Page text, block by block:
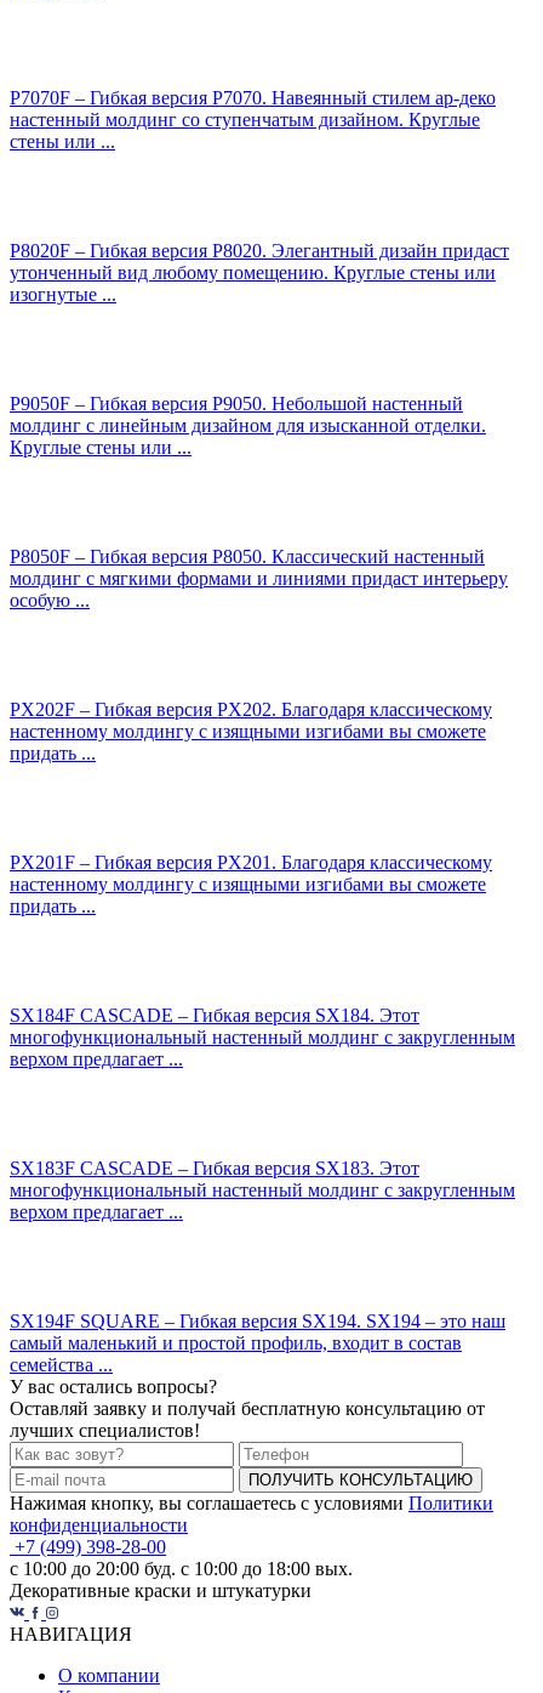
P7070F – Гибкая версия P7070. Навеянный стилем ар-деко
настенный молдинг со ступенчатым дизайном. Круглые
стены или ...
P8020F – Гибкая версия P8020. Элегантный дизайн придаст
утонченный вид любому помещению. Круглые стены или
изогнутые ...
P9050F – Гибкая версия P9050. Небольшой настенный
молдинг с линейным дизайном для изысканной отделки.
Круглые стены или ...
P8050F – Гибкая версия P8050. Классический настенный
молдинг с мягкими формами и линиями придаст интерьеру
особую ...
PX202F – Гибкая версия PX202. Благодаря классическому
настенному молдингу с изящными изгибами вы сможете
придать ...
PX201F – Гибкая версия PX201. Благодаря классическому
настенному молдингу с изящными изгибами вы сможете
придать ...
SX184F CASCADE – Гибкая версия SX184. Этот
многофункциональный настенный молдинг с закругленным
верхом предлагает ...
SX183F CASCADE – Гибкая версия SX183. Этот
многофункциональный настенный молдинг с закругленным
верхом предлагает ...
SX194F SQUARE – Гибкая версия SX194. SX194 – это наш
самый маленький и простой профиль, входит в состав
семейства ...
У вас остались вопросы?
Оставляй заявку и получай бесплатную консультацию от
лучших специалистов!
ПОЛУЧИТЬ КОНСУЛЬТАЦИЮ
Нажимая кнопку, вы соглашаетесь с условиями Политики
конфиденциальности
+7 (499) 398-28-00
с 10:00 до 20:00 буд. с 10:00 до 18:00 вых.
Декоративные краски и штукатурки
НАВИГАЦИЯ
О компании